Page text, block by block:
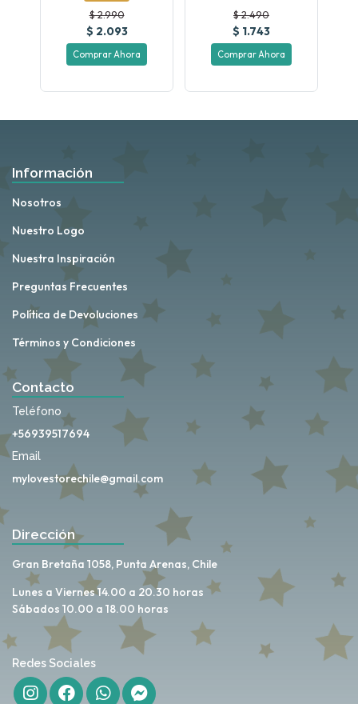
$ 2.990
$ 2.093
Comprar Ahora
$ 2.490
$ 1.743
Comprar Ahora
Información
Nosotros
Nuestro Logo
Nuestra Inspiración
Preguntas Frecuentes
Política de Devoluciones
Términos y Condiciones
Contacto
Teléfono
+56939517694
Email
mylovestorechile@gmail.com
Dirección
Gran Bretaña 1058, Punta Arenas, Chile
Lunes a Viernes 14.00 a 20.30 horas
Sábados 10.00 a 18.00 horas
Redes Sociales